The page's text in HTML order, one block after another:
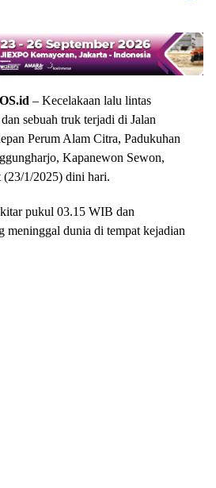
– Kecelakaan lalu lintas
sebuah truk terjadi di Jalan
Perum Alam Citra, Padukuhan
Kapanewon Sewon,
(23/1/2025) dini hari.
pukul 03.15 WIB dan
meninggal dunia di tempat kejadian